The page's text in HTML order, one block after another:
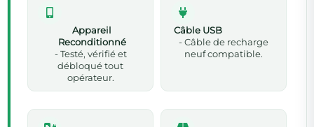
Appareil
Reconditionné
- Testé, vérifié et
débloqué tout
opérateur.
Câble USB
- Câble de recharge
neuf compatible.